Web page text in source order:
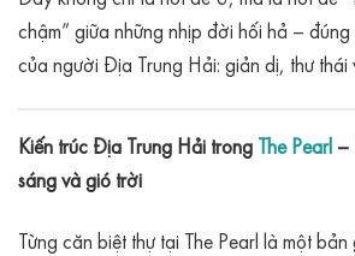
chậm” giữa những nhịp đời hối hả –
của người Địa Trung Hải: giản dị, thư thái
Kiến trúc Địa Trung Hải trong The Pearl –
sáng và gió trời
Từng căn biệt thự tại The Pearl là một